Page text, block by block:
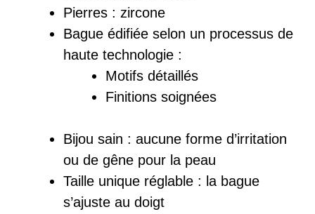
Pierres : zircone
Bague édifiée selon un processus de
haute technologie :
Motifs détaillés
Finitions soignées
Bijou sain : aucune forme d’irritation
ou de gêne pour la peau
Taille unique réglable : la bague
s’ajuste au doigt